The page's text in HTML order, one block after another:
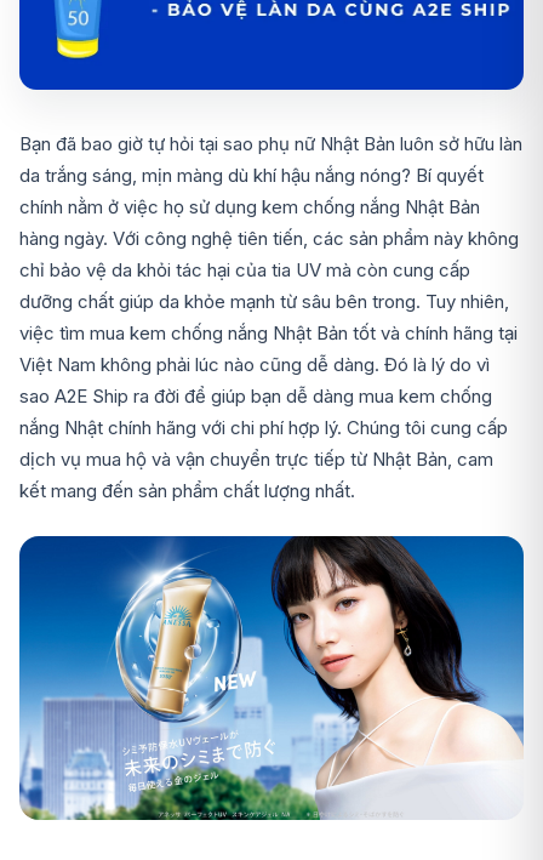
Bạn đã bao giờ tự hỏi tại sao phụ nữ Nhật Bản luôn sở hữu làn
da trắng sáng, mịn màng dù khí hậu nắng nóng? Bí quyết
chính nằm ở việc họ sử dụng kem chống nắng Nhật Bản
hàng ngày. Với công nghệ tiên tiến, các sản phẩm này không
chỉ bảo vệ da khỏi tác hại của tia UV mà còn cung cấp
dưỡng chất giúp da khỏe mạnh từ sâu bên trong. Tuy nhiên,
việc tìm mua kem chống nắng Nhật Bản tốt và chính hãng tại
Việt Nam không phải lúc nào cũng dễ dàng. Đó là lý do vì
sao A2E Ship ra đời để giúp bạn dễ dàng mua kem chống
nắng Nhật chính hãng với chi phí hợp lý. Chúng tôi cung cấp
dịch vụ mua hộ và vận chuyển trực tiếp từ Nhật Bản, cam
kết mang đến sản phẩm chất lượng nhất.